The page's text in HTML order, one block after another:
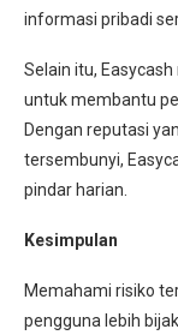
informasi pribadi
Selain itu,
untuk membantu
Dengan reputasi
tersembunyi,
pindar harian.
Kesimpulan
Memahami risiko
pengguna lebih